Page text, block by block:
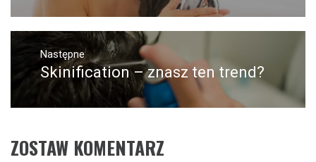
Następne
Następny
post:
Skinification – znasz ten trend?
ZOSTAW KOMENTARZ